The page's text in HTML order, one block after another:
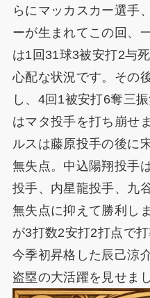
らにマッカスカー選手
ーが生まれてこの回、
は1回31球3被安打2与
心配な状況です。その
し、4回1被安打6奪三
はマタ投手を打ち崩せ
ルスは藤原投手の後に
無失点。中込陽翔投手
投手、内星龍投手、九
無失点に抑えて勝利し
が3打数2安打2打点で
今季初昇格した辰己涼
盗塁の大活躍を見せまし